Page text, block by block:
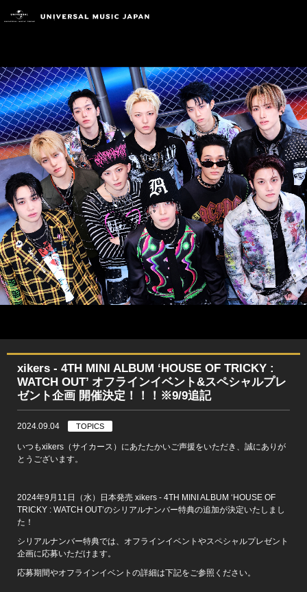
xikers - 4TH MINI ALBUM ‘HOUSE OF TRICKY :
WATCH OUT’ オフラインイベント&スペシャルプレ
ゼント企画 開催決定！！！※9/9追記
2024.09.04 TOPICS
いつもxikers（サイカース）にあたたかいご声援をいただき、誠にありが
とうございます。
2024年9月11日（水）日本発売 xikers - 4TH MINI ALBUM ‘HOUSE OF
TRICKY : WATCH OUT’のシリアルナンバー特典の追加が決定いたしまし
た！
シリアルナンバー特典では、オフラインイベントやスペシャルプレゼント
企画に応募いただけます。
応募期間やオフラインイベントの詳細は下記をご参照ください。